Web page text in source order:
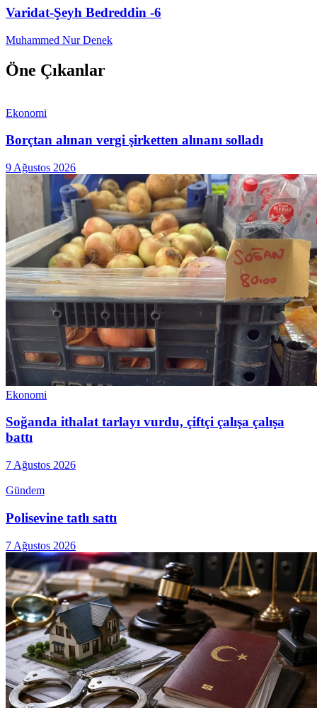
Varidat-Şeyh Bedreddin -6
Muhammed Nur Denek
Öne Çıkanlar
Ekonomi
Borçtan alınan vergi şirketten alınanı solladı
9 Ağustos 2026
Ekonomi
Soğanda ithalat tarlayı vurdu, çiftçi çalışa çalışa
battı
7 Ağustos 2026
Gündem
Polisevine tatlı sattı
7 Ağustos 2026